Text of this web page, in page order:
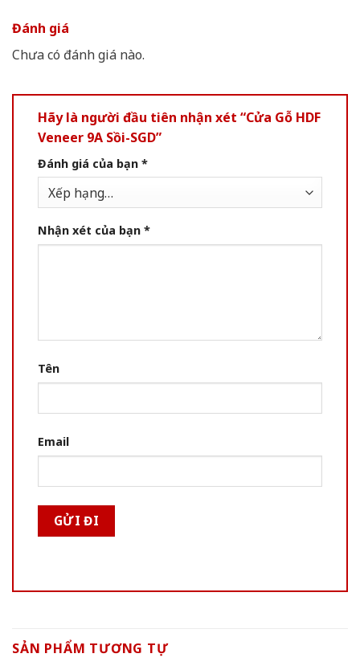
Đánh giá
Chưa có đánh giá nào.
Hãy là người đầu tiên nhận xét “Cửa Gỗ HDF
Veneer 9A Sồi-SGD”
Đánh giá của bạn *
Nhận xét của bạn *
Tên
Email
SẢN PHẨM TƯƠNG TỰ